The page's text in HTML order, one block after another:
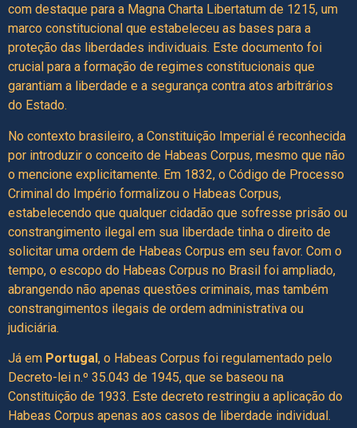
com destaque para a Magna Charta Libertatum de 1215, um
marco constitucional que estabeleceu as bases para a
proteção das liberdades individuais. Este documento foi
crucial para a formação de regimes constitucionais que
garantiam a liberdade e a segurança contra atos arbitrários
do Estado.
No contexto brasileiro, a Constituição Imperial é reconhecida
por introduzir o conceito de Habeas Corpus, mesmo que não
o mencione explicitamente. Em 1832, o Código de Processo
Criminal do Império formalizou o Habeas Corpus,
estabelecendo que qualquer cidadão que sofresse prisão ou
constrangimento ilegal em sua liberdade tinha o direito de
solicitar uma ordem de Habeas Corpus em seu favor. Com o
tempo, o escopo do Habeas Corpus no Brasil foi ampliado,
abrangendo não apenas questões criminais, mas também
constrangimentos ilegais de ordem administrativa ou
judiciária.
Já em Portugal, o Habeas Corpus foi regulamentado pelo
Decreto-lei n.º 35.043 de 1945, que se baseou na
Constituição de 1933. Este decreto restringiu a aplicação do
Habeas Corpus apenas aos casos de liberdade individual.